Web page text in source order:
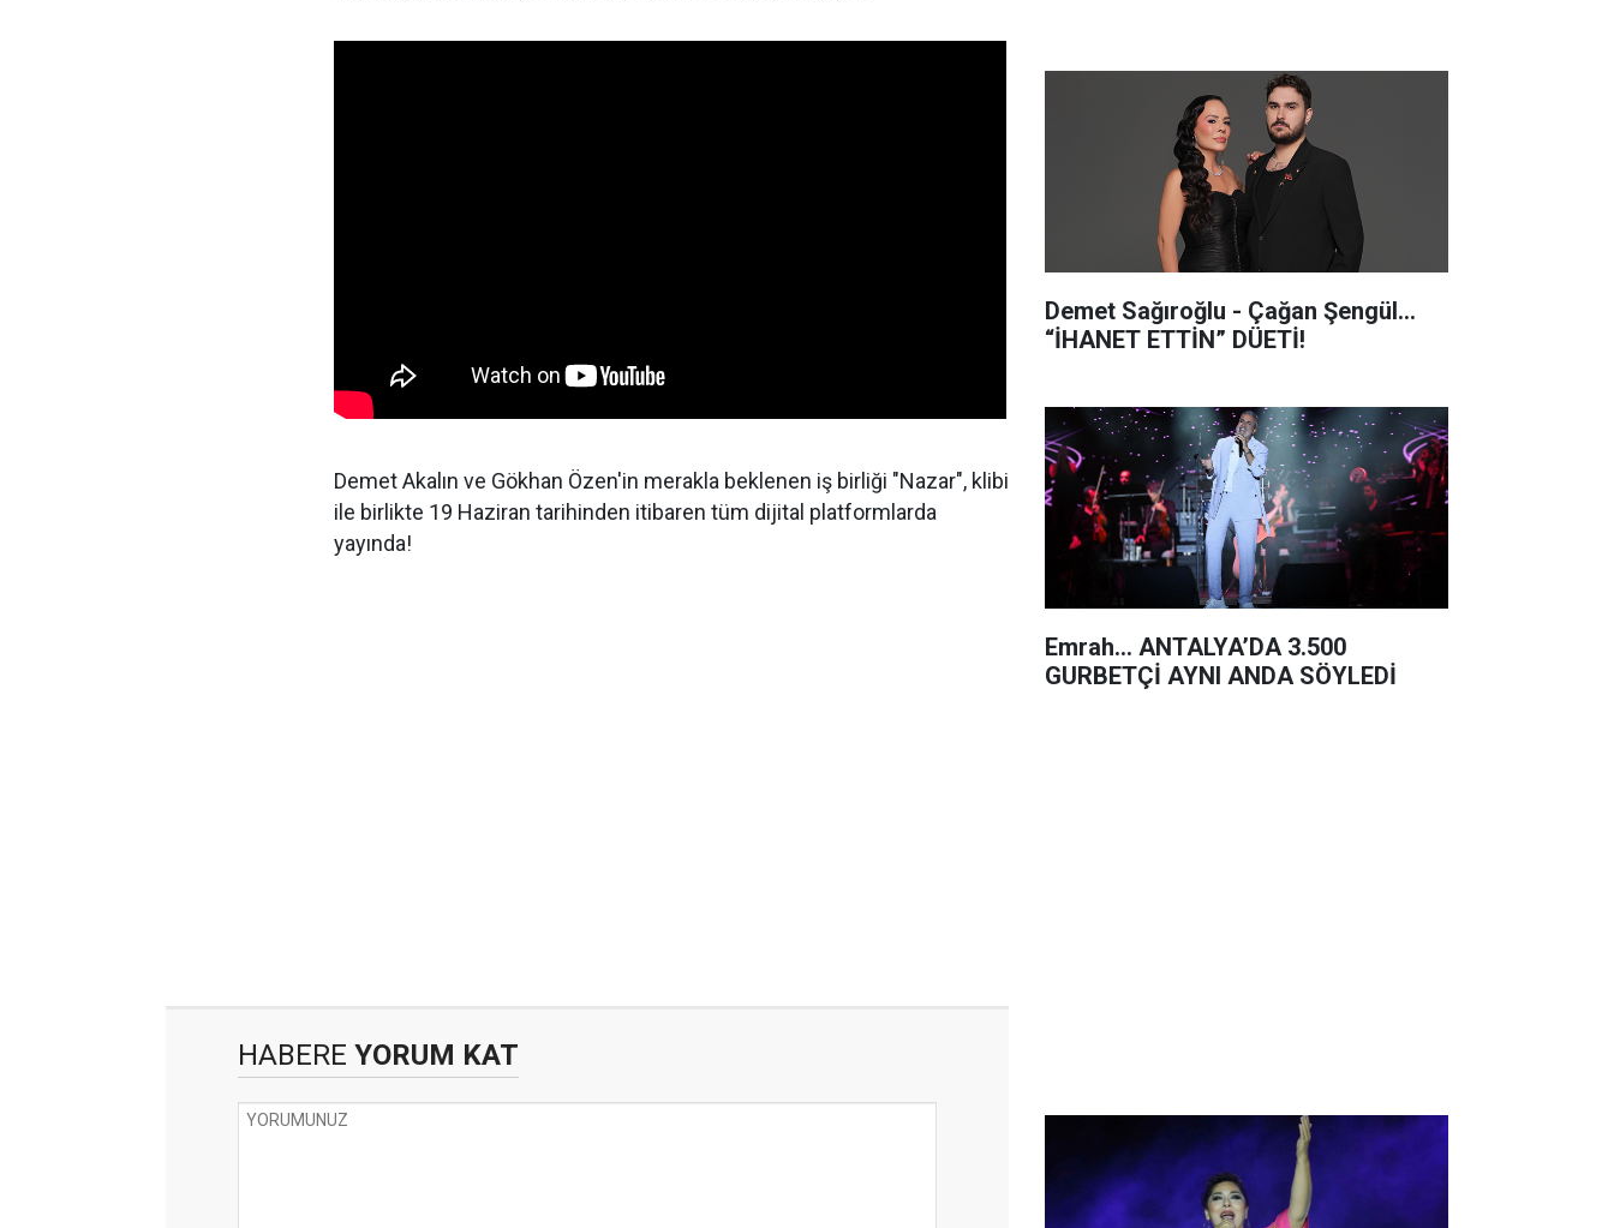
Demet Akalın ve Gökhan Özen'in merakla beklenen iş birliği "Nazar", klibi
ile birlikte 19 Haziran tarihinden itibaren tüm dijital platformlarda
yayında!
HABERE YORUM KAT
Demet Sağıroğlu - Çağan Şengül...
“İHANET ETTİN” DÜETİ!
Emrah… ANTALYA’DA 3.500
GURBETÇİ AYNI ANDA SÖYLEDİ